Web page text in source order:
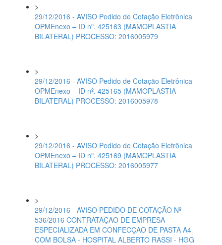
>
29/12/2016 - AVISO Pedido de Cotação Eletrônica
OPMEnexo – ID nº. 425163 (MAMOPLASTIA
BILATERAL) PROCESSO: 2016005979
>
29/12/2016 - AVISO Pedido de Cotação Eletrônica
OPMEnexo – ID nº. 425165 (MAMOPLASTIA
BILATERAL) PROCESSO: 2016005978
>
29/12/2016 - AVISO Pedido de Cotação Eletrônica
OPMEnexo – ID nº. 425169 (MAMOPLASTIA
BILATERAL) PROCESSO: 2016005977
>
29/12/2016 - AVISO PEDIDO DE COTAÇÃO Nº
536/2016 CONTRATAÇAO DE EMPRESA
ESPECIALIZADA EM CONFECÇAO DE PASTA A4
COM BOLSA - HOSPITAL ALBERTO RASSI - HGG